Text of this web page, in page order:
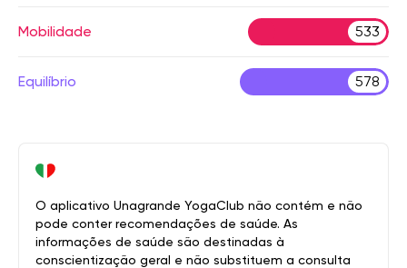
Mobilidade 533
Equilíbrio 578
O aplicativo Unagrande YogaClub não contém e não
pode conter recomendações de saúde. As
informações de saúde são destinadas à
conscientização geral e não substituem a consulta